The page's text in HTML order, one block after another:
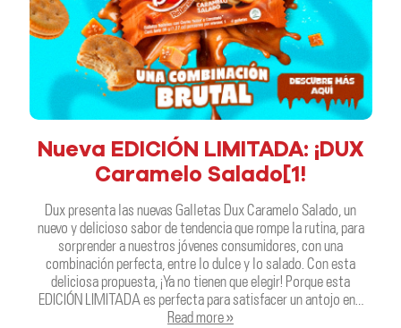
Nueva EDICIÓN LIMITADA: ¡DUX
Caramelo Salado[1!
Dux presenta las nuevas Galletas Dux Caramelo Salado, un
nuevo y delicioso sabor de tendencia que rompe la rutina, para
sorprender a nuestros jóvenes consumidores, con una
combinación perfecta, entre lo dulce y lo salado. Con esta
deliciosa propuesta, ¡Ya no tienen que elegir! Porque esta
EDICIÓN LIMITADA es perfecta para satisfacer un antojo en…
Read more »